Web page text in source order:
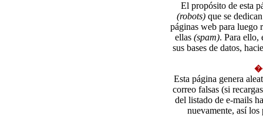
El propósito de esta
(robots)que se
páginas web para luego
ellas (spam). Para ello,
sus bases de datos,
Esta página genera
correo falsas (si
del listado de e-mails
nuevamente, así los